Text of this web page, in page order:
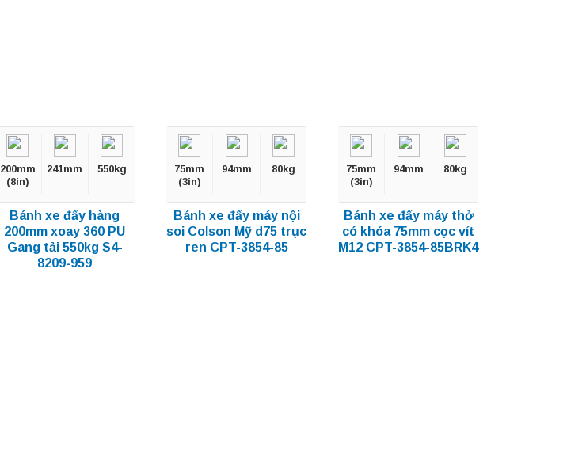
200mm
(8in)
241mm 550kg
Bánh xe đẩy hàng
200mm xoay 360 PU
Gang tải 550kg S4-
8209-959
75mm
(3in)
94mm 80kg
Bánh xe đẩy máy nội
soi Colson Mỹ d75 trục
ren CPT-3854-85
75mm
(3in)
94mm 80kg
Bánh xe đẩy máy thở
có khóa 75mm cọc vít
M12 CPT-3854-85BRK4